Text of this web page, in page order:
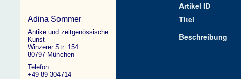
Adina Sommer
Antike und zeitgenössische
Kunst
Winzerer Str. 154
80797 München
Telefon
+49 89 304714
Artikel ID
Titel
Beschreibung